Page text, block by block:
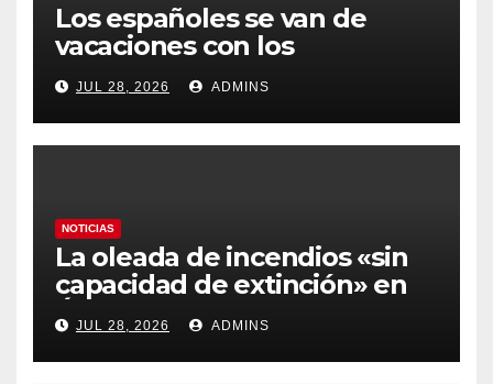
Los españoles se van de
vacaciones con los
carburantes hasta un 21%
más caros que el año pasado
y los hoteles disparados
JUL 28, 2026 ADMINS
NOTICIAS
La oleada de incendios «sin
capacidad de extinción» en
Ávila y al oeste de Madrid
obliga a declarar la
emergencia nacional
JUL 28, 2026 ADMINS